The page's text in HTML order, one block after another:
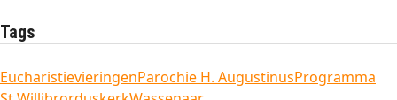
Tags
EucharistievieringenParochie H. AugustinusProgramma